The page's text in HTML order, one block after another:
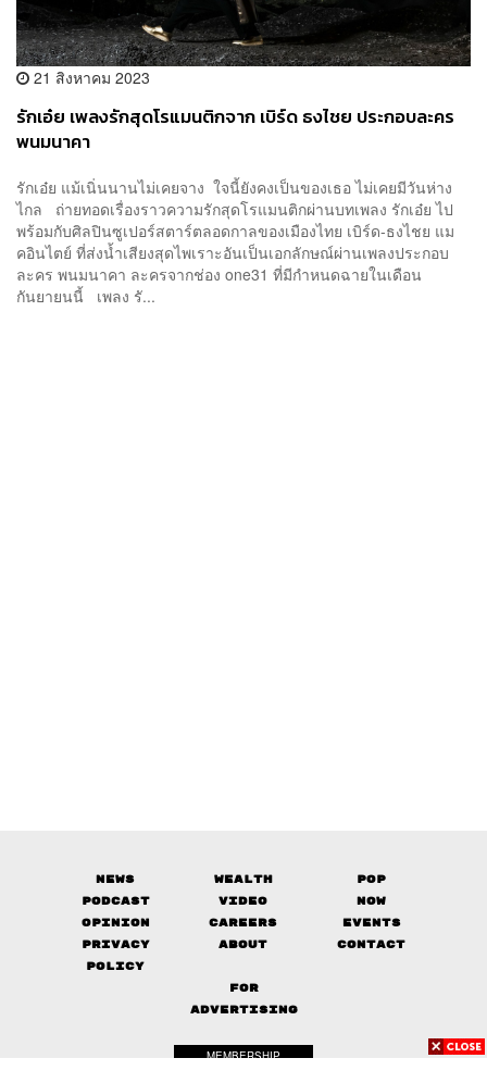
21 สิงหาคม 2023
รักเอ๋ย เพลงรักสุดโรแมนติกจาก เบิร์ด ธงไชย ประกอบละคร
พนมนาคา
รักเอ๋ย แม้เนิ่นนานไม่เคยจาง ใจนี้ยังคงเป็นของเธอ ไม่เคยมีวันห่าง
ไกล ถ่ายทอดเรื่องราวความรักสุดโรแมนติกผ่านบทเพลง รักเอ๋ย ไป
พร้อมกับศิลปินซูเปอร์สตาร์ตลอดกาลของเมืองไทย เบิร์ด-ธงไชย แม
คอินไตย์ ที่ส่งน้ำเสียงสุดไพเราะอันเป็นเอกลักษณ์ผ่านเพลงประกอบ
ละคร พนมนาคา ละครจากช่อง one31 ที่มีกำหนดฉายในเดือน
กันยายนนี้ เพลง รั...
News Wealth
Pop
Podcast
Video
Now
Opinion
Careers
Events
Privacy
Policy
About Contact
FOR
ADVERTISING
MEMBERSHIP